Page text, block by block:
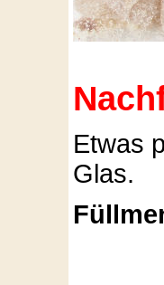
Etwas
Glas.